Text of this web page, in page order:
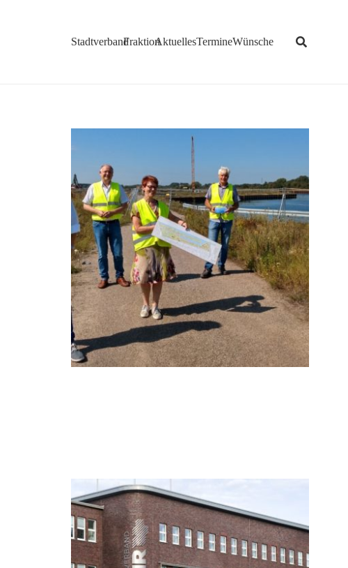
StadtverbandFraktionAktuellesTermineWünsche